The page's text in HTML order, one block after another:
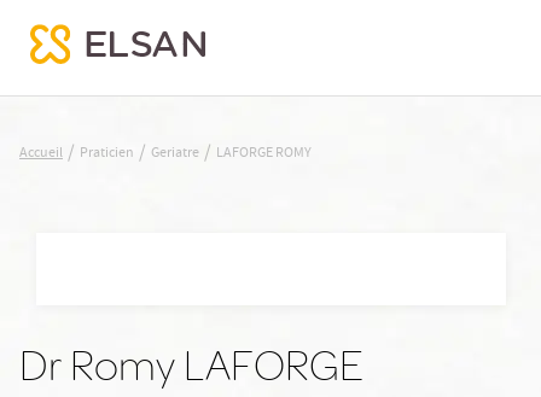
LAFORGE ROMY
Accueil / Praticien / Geriatre / LAFORGE ROMY
Dr Romy LAFORGE